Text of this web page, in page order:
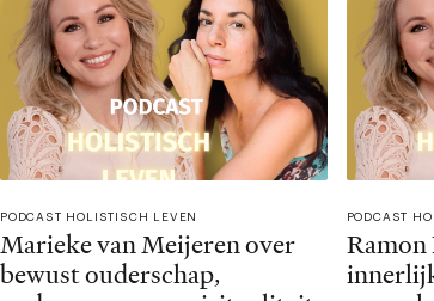
PODCAST HOLISTISCH LEVEN
Marieke van Meijeren over
bewust ouderschap,
PODCAST
Ramon